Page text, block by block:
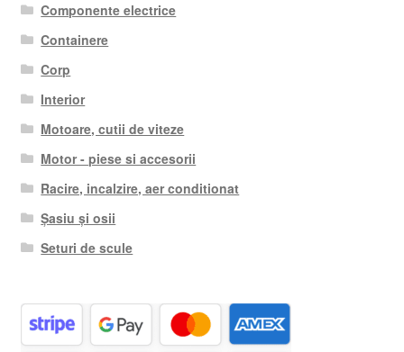
Componente electrice
Containere
Corp
Interior
Motoare, cutii de viteze
Motor - piese si accesorii
Racire, incalzire, aer conditionat
Șasiu și osii
Seturi de scule